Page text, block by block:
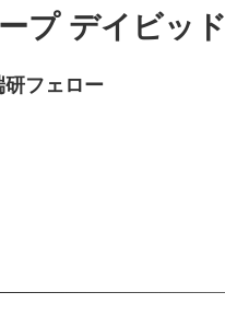
プ デイビッド
研フェロー